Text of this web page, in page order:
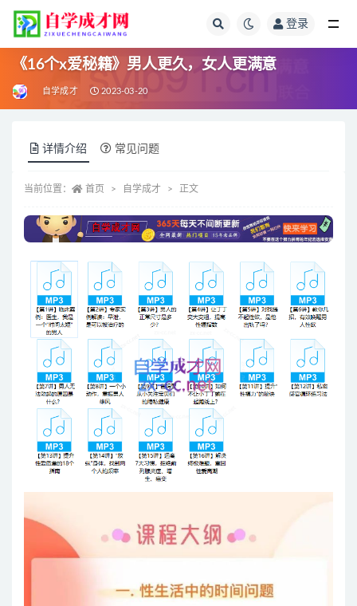
登录
《16个x爱秘籍》男人更久，女人更满意
自学成才 2023-03-20
详情介绍 常见问题
当前位置： 首页 自学成才 正文